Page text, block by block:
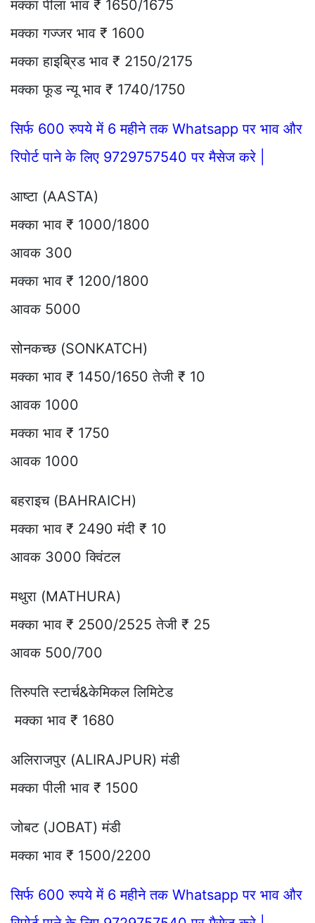
मक्का पीला भाव ₹ 1650/1675
मक्का गज्जर भाव ₹ 1600
मक्का हाइब्रिड भाव ₹ 2150/2175
मक्का फूड न्यू भाव ₹ 1740/1750
सिर्फ 600 रुपये में 6 महीने तक Whatsapp पर भाव और
रिपोर्ट पाने के लिए 9729757540 पर मैसेज करे |
आष्टा (AASTA)
मक्का भाव ₹ 1000/1800
आवक 300
मक्का भाव ₹ 1200/1800
आवक 5000
सोनकच्छ (SONKATCH)
मक्का भाव ₹ 1450/1650 तेजी ₹ 10
आवक 1000
मक्का भाव ₹ 1750
आवक 1000
बहराइच (BAHRAICH)
मक्का भाव ₹ 2490 मंदी ₹ 10
आवक 3000 क्विंटल
मथुरा (MATHURA)
मक्का भाव ₹ 2500/2525 तेजी ₹ 25
आवक 500/700
तिरुपति स्टार्च&केमिकल लिमिटेड
मक्का भाव ₹ 1680
अलिराजपुर (ALIRAJPUR) मंडी
मक्का पीली भाव ₹ 1500
जोबट (JOBAT) मंडी
मक्का भाव ₹ 1500/2200
सिर्फ 600 रुपये में 6 महीने तक Whatsapp पर भाव और